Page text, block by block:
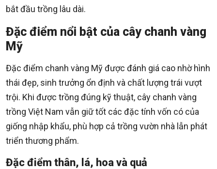
bắt đầu trồng lâu dài.
Đặc điểm nổi bật của cây chanh vàng
Mỹ
Đặc điểm chanh vàng Mỹ được đánh giá cao nhờ hình
thái đẹp, sinh trưởng ổn định và chất lượng trái vượt
trội. Khi được trồng đúng kỹ thuật, cây chanh vàng
trồng Việt Nam vẫn giữ tốt các đặc tính vốn có của
giống nhập khẩu, phù hợp cả trồng vườn nhà lẫn phát
triển thương phẩm.
Đặc điểm thân, lá, hoa và quả